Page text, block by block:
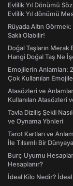
Evlilik Yıl Dönümü
Evlilik Yıl dönümü
Rüyada Altın
Saklı Olabilir!
Doğal Taşların Merak
Hangi Doğal Taş Ne
Emojilerin Anlamları:
Çok Kullanılan
Atasözleri ve
Kullanılan Atasözleri
Tavla Diziliş Şekli
ve Oynama Yönleri
Tarot Kartları ve
İle Tılsımlı Bir
Burç Uyumu
Hesaplanır?
İdeal Kilo Nedir? İdeal